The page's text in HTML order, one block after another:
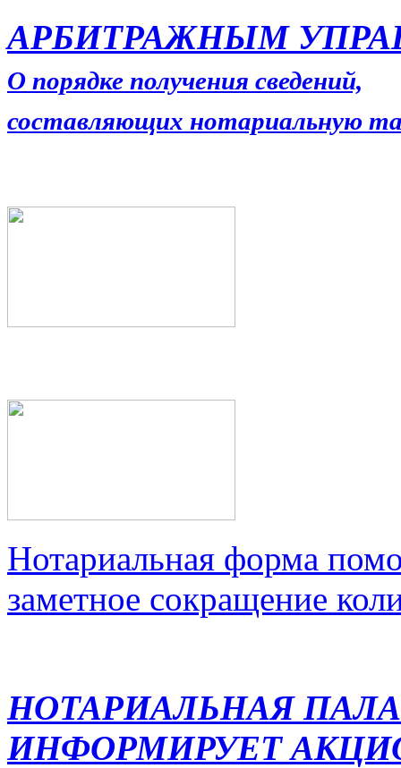
АРБИТРАЖНЫМ
О порядке получения сведений,
составляющих нотариальную
Нотариальная форма
заметное сокращение
НОТАРИАЛЬНАЯ
ИНФОРМИРУЕТ